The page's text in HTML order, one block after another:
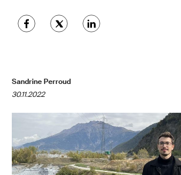
Sandrine Perroud
30.11.2022